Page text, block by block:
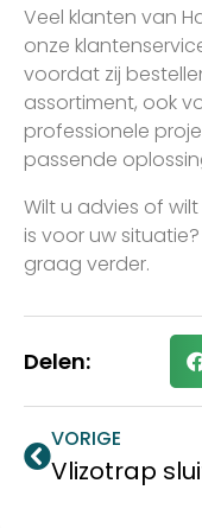
Veel klanten van
onze
voordat zij
assortiment, ook
professionele
passende
Wilt u advies of
is voor uw
graag verder.
Delen:
VORIGE